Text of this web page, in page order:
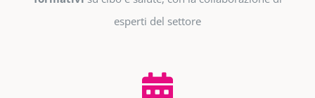
esperti del settore